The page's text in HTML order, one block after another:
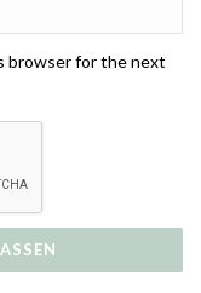
browser for the next